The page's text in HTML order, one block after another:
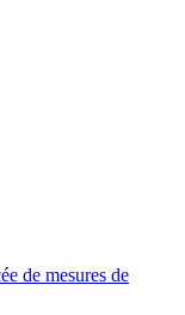
de mesures de